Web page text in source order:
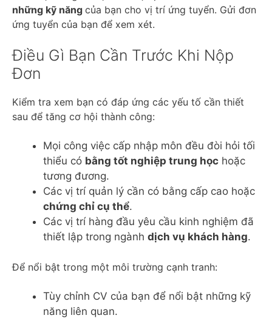
những kỹ năng của bạn cho vị trí ứng tuyển. Gửi đơn
ứng tuyển của bạn để xem xét.
Điều Gì Bạn Cần Trước Khi Nộp
Đơn
Kiểm tra xem bạn có đáp ứng các yếu tố cần thiết
sau để tăng cơ hội thành công:
Mọi công việc cấp nhập môn đều đòi hỏi tối
thiểu có bằng tốt nghiệp trung học hoặc
tương đương.
Các vị trí quản lý cần có bằng cấp cao hoặc
chứng chỉ cụ thể.
Các vị trí hàng đầu yêu cầu kinh nghiệm đã
thiết lập trong ngành dịch vụ khách hàng.
Để nổi bật trong một môi trường cạnh tranh:
Tùy chỉnh CV của bạn để nổi bật những kỹ
năng liên quan.